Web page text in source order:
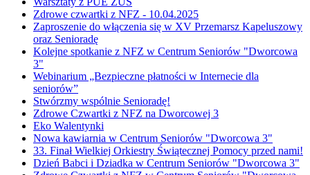
Zdrowe czwartki z NFZ - 10.04.2025
Zaproszenie do włączenia się w XV Przemarsz Kapeluszowy
oraz Senioradę
Kolejne spotkanie z NFZ w Centrum Seniorów "Dworcowa
3"
Webinarium „Bezpieczne płatności w Internecie dla
seniorów”
Stwórzmy wspólnie Senioradę!
Zdrowe Czwartki z NFZ na Dworcowej 3
Eko Walentynki
Nowa kawiarnia w Centrum Seniorów "Dworcowa 3"
33. Finał Wielkiej Orkiestry Świątecznej Pomocy przed nami!
Dzień Babci i Dziadka w Centrum Seniorów "Dworcowa 3"